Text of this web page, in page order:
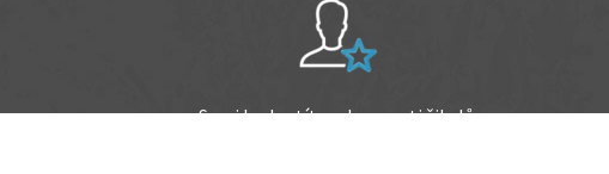
Sami hodnotíte schopnosti šikulů